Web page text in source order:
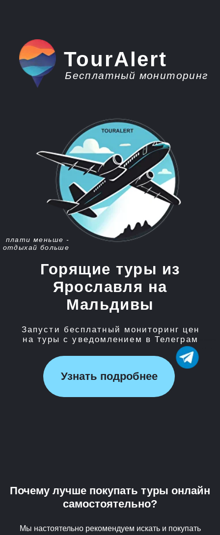
Горящие туры из
Ярославля на
Мальдивы
Запусти бесплатный мониторинг цен
на туры с уведомлением в Телеграм
Узнать подробнее
TourAlert
Бесплатный мониторинг
Почему лучше покупать туры онлайн
самостоятельно?
Мы настоятельно рекомендуем искать и покупать